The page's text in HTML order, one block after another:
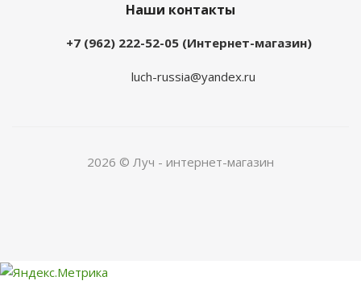
Наши контакты
+7 (962) 222-52-05 (Интернет-магазин)
luch-russia@yandex.ru
2026 © Луч - интернет-магазин